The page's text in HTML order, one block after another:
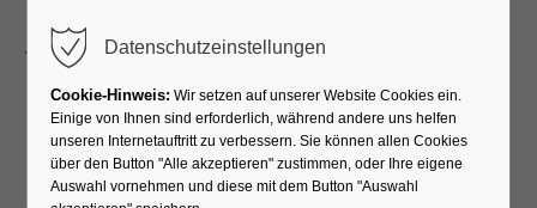
Führung durch die
Datenschutzeinstellungen
Cookie-Hinweis: Wir setzen auf unserer Website Cookies ein.
Einige von Ihnen sind erforderlich, während andere uns helfen
unseren Internetauftritt zu verbessern. Sie können allen Cookies
über den Button "Alle akzeptieren" zustimmen, oder Ihre eigene
Auswahl vornehmen und diese mit dem Button "Auswahl